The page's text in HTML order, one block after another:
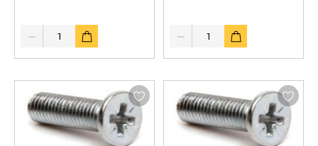
Quantity Quantity